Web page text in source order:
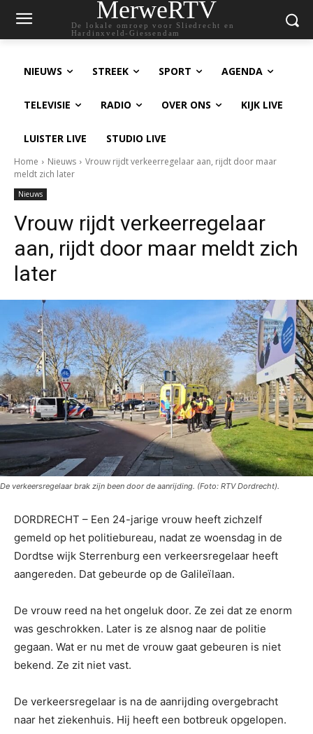
MerweRTV
De lokale omroep voor Sliedrecht en
Hardinxveld-Giessendam
NIEUWS STREEK SPORT AGENDA
TELEVISIE RADIO OVER ONS KIJK LIVE
LUISTER LIVE STUDIO LIVE
Home Nieuws
Vrouw rijdt verkeerregelaar aan, rijdt door maar
meldt zich later
Nieuws
Vrouw rijdt verkeerregelaar
aan, rijdt door maar meldt zich
later
De verkeersregelaar brak zijn been door de aanrijding. (Foto: RTV Dordrecht).
DORDRECHT – Een 24-jarige vrouw heeft zichzelf
gemeld op het politiebureau, nadat ze woensdag in de
Dordtse wijk Sterrenburg een verkeersregelaar heeft
aangereden. Dat gebeurde op de Galileïlaan.
De vrouw reed na het ongeluk door. Ze zei dat ze enorm
was geschrokken. Later is ze alsnog naar de politie
gegaan. Wat er nu met de vrouw gaat gebeuren is niet
bekend. Ze zit niet vast.
De verkeersregelaar is na de aanrijding overgebracht
naar het ziekenhuis. Hij heeft een botbreuk opgelopen.